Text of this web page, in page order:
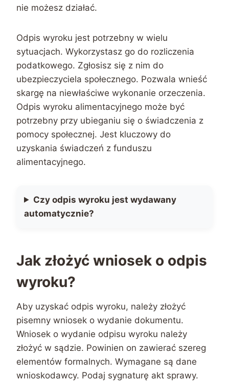
nie możesz działać.
Odpis wyroku jest potrzebny w wielu
sytuacjach. Wykorzystasz go do rozliczenia
podatkowego. Zgłosisz się z nim do
ubezpieczyciela społecznego. Pozwala wnieść
skargę na niewłaściwe wykonanie orzeczenia.
Odpis wyroku alimentacyjnego może być
potrzebny przy ubieganiu się o świadczenia z
pomocy społecznej. Jest kluczowy do
uzyskania świadczeń z funduszu
alimentacyjnego.
Czy odpis wyroku jest wydawany
automatycznie?
Jak złożyć wniosek o odpis
wyroku?
Aby uzyskać odpis wyroku, należy złożyć
pisemny wniosek o wydanie dokumentu.
Wniosek o wydanie odpisu wyroku należy
złożyć w sądzie. Powinien on zawierać szereg
elementów formalnych. Wymagane są dane
wnioskodawcy. Podaj sygnaturę akt sprawy.